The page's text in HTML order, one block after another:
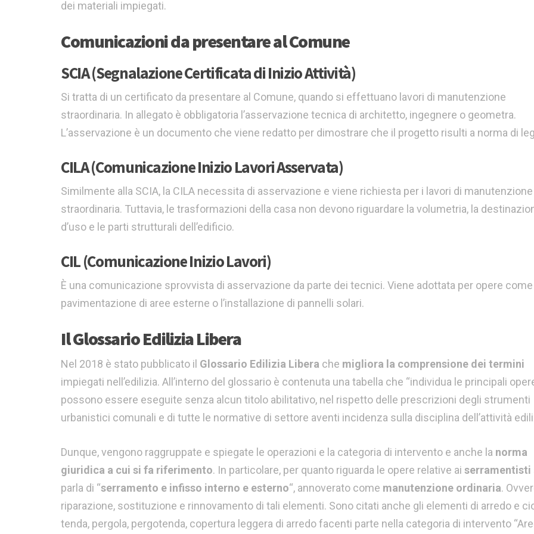
dei materiali impiegati.
Comunicazioni da presentare al Comune
SCIA (Segnalazione Certificata di Inizio Attività)
Si tratta di un certificato da presentare al Comune, quando si effettuano lavori di manutenzione
straordinaria. In allegato è obbligatoria l’asservazione tecnica di architetto, ingegnere o geometra.
L’asservazione è un documento che viene redatto per dimostrare che il progetto risulti a norma di
CILA (Comunicazione Inizio Lavori Asservata)
Similmente alla SCIA, la CILA necessita di asservazione e viene richiesta per i lavori di manutenzione
straordinaria. Tuttavia, le trasformazioni della casa non devono riguardare la volumetria, la
d’uso e le parti strutturali dell’edificio.
CIL (Comunicazione Inizio Lavori)
È una comunicazione sprovvista di asservazione da parte dei tecnici. Viene adottata per opere come
pavimentazione di aree esterne o l’installazione di pannelli solari.
Il Glossario Edilizia Libera
Nel 2018 è stato pubblicato il Glossario Edilizia Libera che migliora la comprensione dei termini
impiegati nell’edilizia. All’interno del glossario è contenuta una tabella che “individua le principali
possono essere eseguite senza alcun titolo abilitativo, nel rispetto delle prescrizioni degli strumenti
urbanistici comunali e di tutte le normative di settore aventi incidenza sulla disciplina dell’attività
Dunque, vengono raggruppate e spiegate le operazioni e la categoria di intervento e anche la norma
giuridica a cui si fa riferimento. In particolare, per quanto riguarda le opere relative ai serramentisti
parla di “serramento e infisso interno e esterno“, annoverato come manutenzione ordinaria.
riparazione, sostituzione e rinnovamento di tali elementi. Sono citati anche gli elementi di arredo e
tenda, pergola, pergotenda, copertura leggera di arredo facenti parte nella categoria di intervento